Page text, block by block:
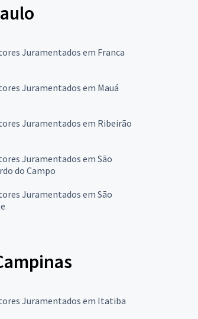
Juramentados em Franca
Juramentados em Mauá
Juramentados em Ribeirão
Juramentados em São
do Campo
Juramentados em São
Juramentados em Itatiba